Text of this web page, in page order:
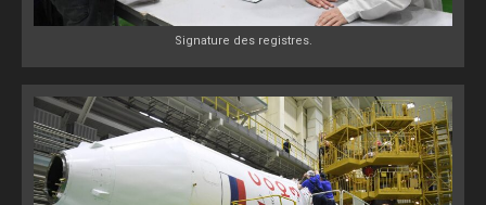
Signature des registres.